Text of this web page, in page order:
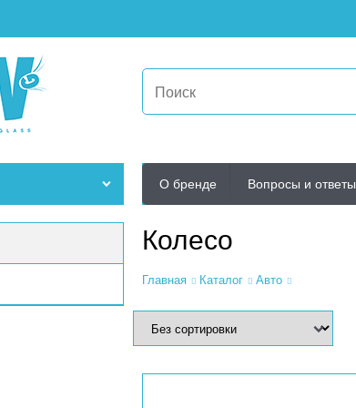
О бренде Вопросы и ответы
Колесо
Главная Каталог Авто